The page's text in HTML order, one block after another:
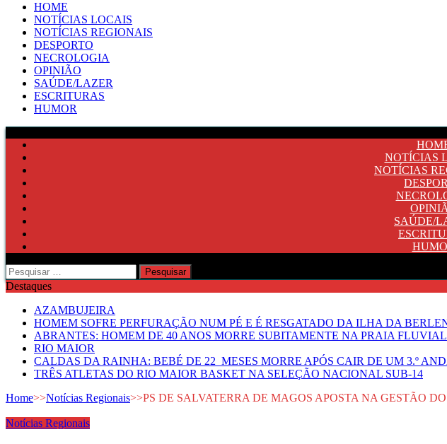
HOME
NOTÍCIAS LOCAIS
NOTÍCIAS REGIONAIS
DESPORTO
NECROLOGIA
OPINIÃO
SAÚDE/LAZER
ESCRITURAS
HUMOR
NOTÍCIAS
NOTÍCIAS
SAÚDE/
Pesquisar
por:
Destaques
AZAMBUJEIRA
HOMEM SOFRE PERFURAÇÃO NUM PÉ E É RESGATADO DA ILHA DA
ABRANTES: HOMEM DE 40 ANOS MORRE SUBITAMENTE NA PRAIA
RIO MAIOR
CALDAS DA RAINHA: BEBÉ DE 22 MESES MORRE APÓS CAIR DE UM 3.º
TRÊS ATLETAS DO RIO MAIOR BASKET NA SELEÇÃO NACIONAL SUB-14
Home>>Notícias Regionais>>PS DE SALVATERRA DE MAGOS APOSTA NA GESTÃO
Notícias Regionais